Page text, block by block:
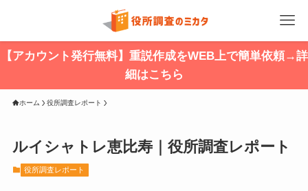
【アカウント発行無料】重説作成をWEB上で簡単依頼→詳
細はこちら
ホーム 役所調査レポート
ルイシャトレ恵比寿｜役所調査レポート
役所調査レポート